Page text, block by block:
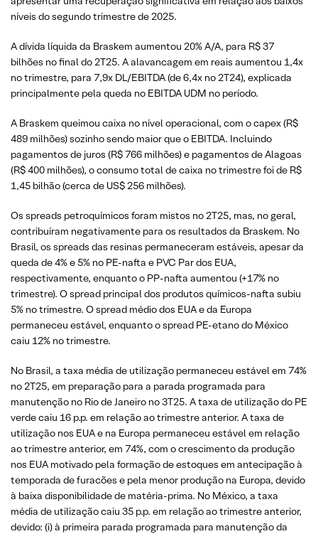
níveis do segundo trimestre de 2025.
A dívida líquida da Braskem aumentou 20% A/A, para R$ 37
bilhões no final do 2T25. A alavancagem em reais aumentou 1,4x
no trimestre, para 7,9x DL/EBITDA (de 6,4x no 2T24), explicada
principalmente pela queda no EBITDA UDM no período.
A Braskem queimou caixa no nível operacional, com o capex (R$
489 milhões) sozinho sendo maior que o EBITDA. Incluindo
pagamentos de juros (R$ 766 milhões) e pagamentos de Alagoas
(R$ 400 milhões), o consumo total de caixa no trimestre foi de R$
1,45 bilhão (cerca de US$ 256 milhões).
Os spreads petroquímicos foram mistos no 2T25, mas, no geral,
contribuíram negativamente para os resultados da Braskem. No
Brasil, os spreads das resinas permaneceram estáveis, apesar da
queda de 4% e 5% no PE-nafta e PVC Par dos EUA,
respectivamente, enquanto o PP-nafta aumentou (+17% no
trimestre). O spread principal dos produtos químicos-nafta subiu
5% no trimestre. O spread médio dos EUA e da Europa
permaneceu estável, enquanto o spread PE-etano do México
caiu 12% no trimestre.
No Brasil, a taxa média de utilização permaneceu estável em 74%
no 2T25, em preparação para a parada programada para
manutenção no Rio de Janeiro no 3T25. A taxa de utilização do PE
verde caiu 16 p.p. em relação ao trimestre anterior. A taxa de
utilização nos EUA e na Europa permaneceu estável em relação
ao trimestre anterior, em 74%, com o crescimento da produção
nos EUA motivado pela formação de estoques em antecipação à
temporada de furacões e pela menor produção na Europa, devido
à baixa disponibilidade de matéria-prima. No México, a taxa
média de utilização caiu 35 p.p. em relação ao trimestre anterior,
devido: (i) à primeira parada programada para manutenção da